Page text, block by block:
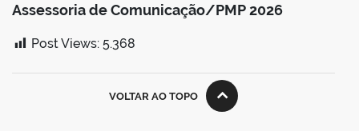
Assessoria de Comunicação/PMP 2026
Post Views: 5.368
VOLTAR AO TOPO